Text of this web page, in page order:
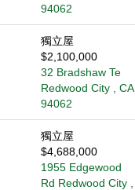
94062
獨立屋
$2,100,000
32 Bradshaw Te
Redwood City , CA
94062
獨立屋
$4,688,000
1955 Edgewood
Rd Redwood City ,